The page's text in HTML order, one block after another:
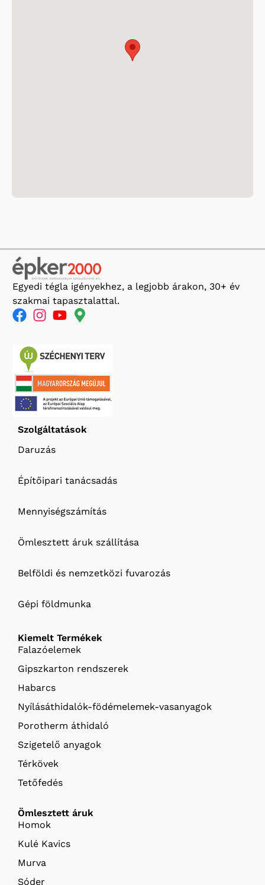
Egyedi tégla igényekhez, a legjobb árakon, 30+ év
szakmai tapasztalattal.
Szolgáltatások
Daruzás
Építőipari tanácsadás
Mennyiségszámítás
Ömlesztett áruk szállítása
Belföldi és nemzetközi fuvarozás
Gépi földmunka
Kiemelt Termékek
Falazóelemek
Gipszkarton rendszerek
Habarcs
Nyílásáthidalók-födémelemek-vasanyagok
Porotherm áthidaló
Szigetelő anyagok
Térkövek
Tetőfedés
Ömlesztett áruk
Homok
Kulé Kavics
Murva
Sóder